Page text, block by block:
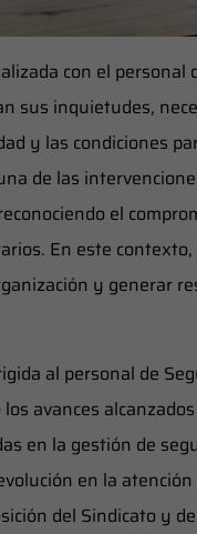
con el
sus inquietudes,
y las condiciones
de las
el
En este
y generar
al personal de
avances
en la gestión de
en la
del Sindicato y